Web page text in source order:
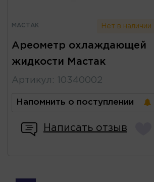
МАСТАК Нет в наличии
Ареометр охлаждающей
жидкости Мастак
Артикул : 10340002
Напомнить о поступлении
Написать отзыв